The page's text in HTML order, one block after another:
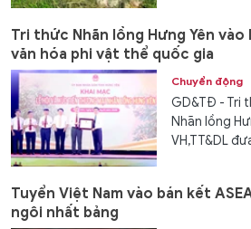
Tri thức Nhãn lồng Hưng Yên vào
văn hóa phi vật thể quốc gia
Chuyển động
GD&TĐ - Tri
Nhãn lồng
VH,TT&DL
Tuyển Việt Nam vào bán kết
ngôi nhất bảng